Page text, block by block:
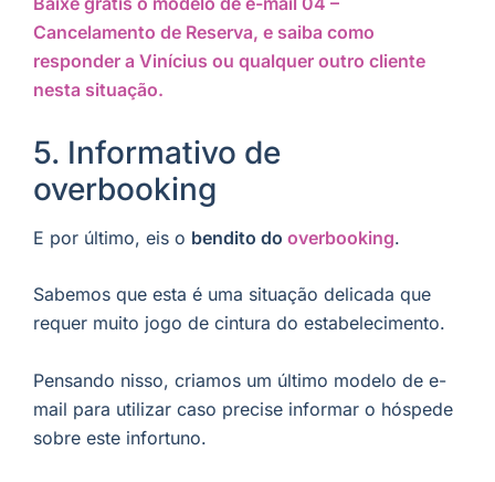
Cancelamento de Reserva, e saiba como
responder a Vinícius ou qualquer outro cliente
nesta situação.
5. Informativo de
overbooking
E por último, eis o bendito do overbooking.
Sabemos que esta é uma situação delicada que
requer muito jogo de cintura do estabelecimento.
Pensando nisso, criamos um último modelo de e-
mail para utilizar caso precise informar o hóspede
sobre este infortuno.